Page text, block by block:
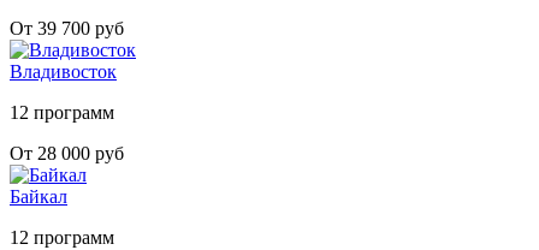
От 39 700 руб
Владивосток
12 программ
От 28 000 руб
Байкал
12 программ